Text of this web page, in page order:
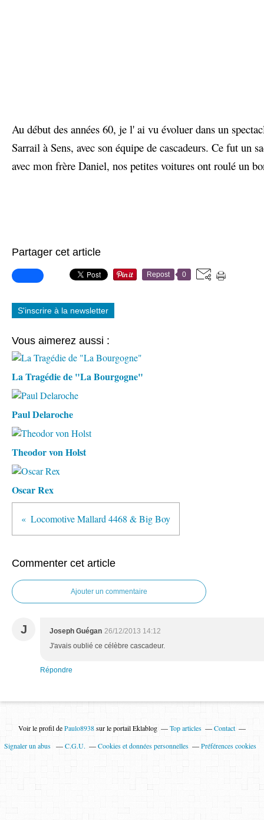
Au début des années 60, je l' ai vu évoluer dans un
Sarrail à Sens, avec son équipe de cascadeurs. Ce fut un
avec mon frère Daniel, nos petites voitures ont roulé un
Partager cet article
Repost 0
S'inscrire à la newsletter
Vous aimerez aussi :
La Tragédie de "La Bourgogne"
Paul Delaroche
Theodor von Holst
Oscar Rex
Locomotive Mallard 4468 & Big Boy
Commenter cet article
Ajouter un commentaire
J Joseph Guégan 26/12/2013 14:12
J'avais oublié ce célèbre cascadeur.
Répondre
Voir le profil dePaulo8938sur le portail Eklablog Top articles
Contact
Signaler un abus
C.G.U. Cookies et données personnelles Préférences cookies